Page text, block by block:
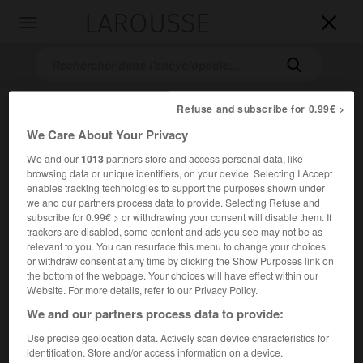


Accueil > Encyclopédie [peinture] > John William Waterhouse
John WilliamWaterhouse
Cet article est extrait de l'ouvrage Larousse « Dictionnaire
de la peinture ».
Peintre britannique (Rome 1849 – Londres 1912).
Refuse and subscribe for 0.99€ >
We Care About Your Privacy
We and our1013partners store and access personal data, like
browsing data or unique identifiers, on your device. Selecting I Accept
enables tracking technologies to support the purposes shown under
we and our partners process data to provide. Selecting Refuse and
subscribe for 0.99€ > or withdrawing your consent will disable them. If
trackers are disabled, some content and ads you see may not be as
relevant to you. You can resurface this menu to change your choices
or withdraw consent at any time by clicking the Show Purposes link on
the bottom of the webpage. Your choices will have effect within our
Website. For more details, refer to our Privacy Policy.
We and our partners process data to provide:
Use precise geolocation data. Actively scan device characteristics for
identification. Store and/or access information on a device.